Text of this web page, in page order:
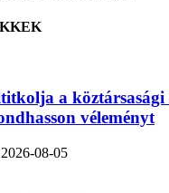
a köztársasági
véleményt
2026-08-05